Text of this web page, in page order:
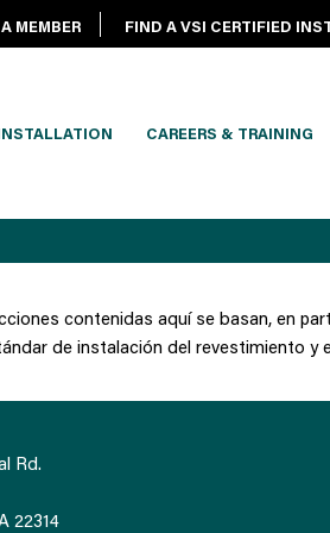
MEMBER FIND A VSI CERTIFIED
CAREERS & TRAINING
contenidas aquí se basan, en
de instalación del revestimiento y
Rd.
22314